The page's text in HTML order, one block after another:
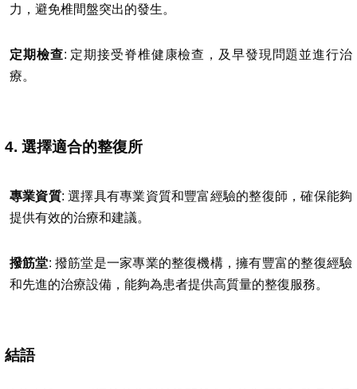
力，避免椎間盤突出的發生。
定期檢查: 定期接受脊椎健康檢查，及早發現問題並進行治
療。
4. 選擇適合的整復所
專業資質: 選擇具有專業資質和豐富經驗的整復師，確保能夠
提供有效的治療和建議。
撥筋堂: 撥筋堂是一家專業的整復機構，擁有豐富的整復經驗
和先進的治療設備，能夠為患者提供高質量的整復服務。
結語